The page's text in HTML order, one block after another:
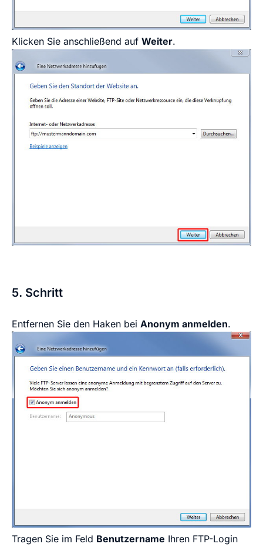
Klicken Sie anschließend auf Weiter.
5. Schritt
Entfernen Sie den Haken bei Anonym anmelden.
Tragen Sie im Feld Benutzername Ihren FTP-Login